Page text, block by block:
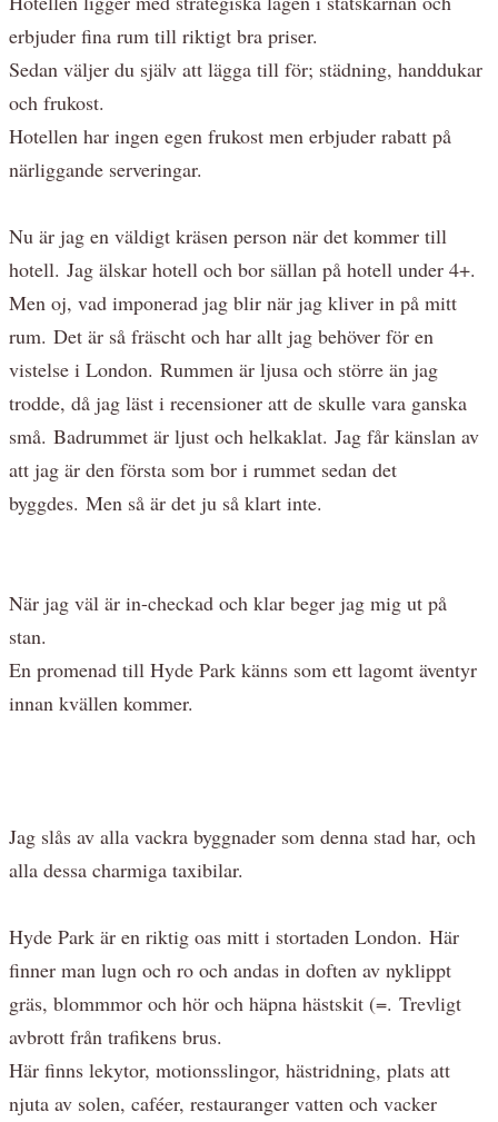
erbjuder fina rum till riktigt bra priser.
Sedan väljer du själv att lägga till för; städning, handdukar
och frukost.
Hotellen har ingen egen frukost men erbjuder rabatt på
närliggande serveringar.
Nu är jag en väldigt kräsen person när det kommer till
hotell. Jag älskar hotell och bor sällan på hotell under 4+.
Men oj, vad imponerad jag blir när jag kliver in på mitt
rum. Det är så fräscht och har allt jag behöver för en
vistelse i London. Rummen är ljusa och större än jag
trodde, då jag läst i recensioner att de skulle vara ganska
små. Badrummet är ljust och helkaklat. Jag får känslan av
att jag är den första som bor i rummet sedan det
byggdes. Men så är det ju så klart inte.
När jag väl är in-checkad och klar beger jag mig ut på
stan.
En promenad till Hyde Park känns som ett lagomt äventyr
innan kvällen kommer.
Jag slås av alla vackra byggnader som denna stad har, och
alla dessa charmiga taxibilar.
Hyde Park är en riktig oas mitt i stortaden London. Här
finner man lugn och ro och andas in doften av nyklippt
gräs, blommmor och hör och häpna hästskit (=. Trevligt
avbrott från trafikens brus.
Här finns lekytor, motionsslingor, hästridning, plats att
njuta av solen, caféer, restauranger vatten och vacker